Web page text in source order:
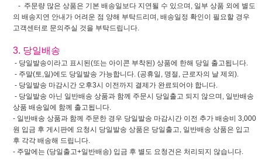
- 주문량 많은 상품은 기본 배송일보다 지연될 수 있으며, 일부 상품 외에 별도
의 배송지연 안내가 어려운 점 양해 부탁드리며, 배송일정 확인이 필요할 경우
고객센터로 문의주실 것을 부탁드립니다.
3. 당일배송
- 당일발송이라고 표시된(또는 아이콘 부착된) 상품에 한해 당일 출고됩니다.
- 주말(토,일)에도 당일발송 가능합니다. (공휴일, 명절, 근로자의 날 제외).
- 당일발송 마감시간 오후3시 이전까지 결제가 완료되어야 합니다.
- 당일발송 아닌 일반배송 상품과 함께 주문시 당일출고 되지 않으며, 일반배송
상품 배송일에 함께 출고됩니다.
- 일반배송 상품과 함께 주문한 경우 당일발송 마감시간 이전 추가 배송비 3,000
원 입금 후 게시판에 요청시 당일발송 상품은 당일출고, 일반배송 상품은 입고
후 각각 배송해 드립니다.
- 주말에는 (당일출고+일반배송) 입금 후 별도 요청건은 처리되지 않습니다.